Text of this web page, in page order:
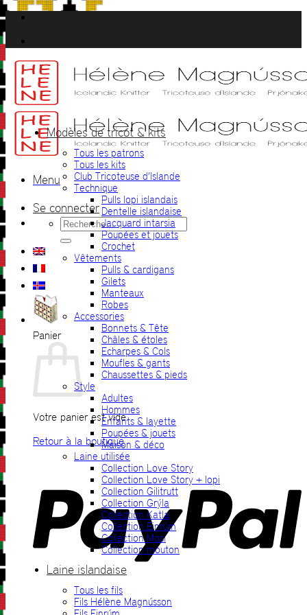
Passer
au
contenu
Menu
Se connecter
Recherche
pour :
Panier
Votre panier est vide.
Retour à la boutique
Modèles de tricot & kits
Tous les patrons
Tous les kits
Club Tricoteuse d’Islande
Technique
Pulls lopi islandais
Dentelle islandaise
Jacquard intarsia
Poupées et jouets
Crochet
Vêtements
Pulls & cardigans
Gilets
Manteaux
Robes
Accessories
Bonnets & Tête
Châles & étoles
Echarpes & Cols
Moufles & gants
Chaussettes & pieds
Style
Adultes
Hommes
Enfants & layette
Poupées & jouets
Maison & déco
Laine utilisée
Collection Love Story
Collection Love Story + lopi
Collection Gilitrutt
Collection Grýla
Collection Katla
Collection Einrúm
Collection Mosi
Collection mouton
Laine islandaise
Tous les fils
Fils Hélène Magnússon